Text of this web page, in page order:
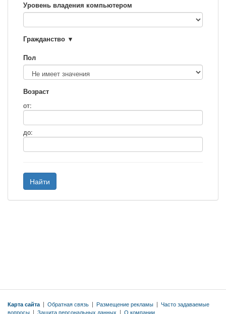
Уровень владения компьютером
Гражданство
Пол
Возраст
от:
до:
Найти
Карта сайта | Обратная связь | Размещение рекламы | Часто задаваемые
вопросы | Защита персональных данных | О компании